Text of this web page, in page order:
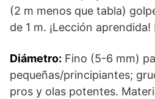
(2 m menos que tabla)
de 1 m. ¡Lección aprendida!
Diámetro: Fino (5-6 mm)
pequeñas/principiantes;
pros y olas potentes.